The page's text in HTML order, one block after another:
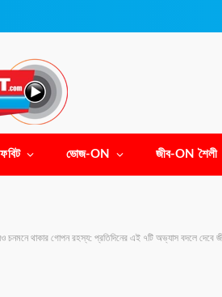
ভোজ-ON জীব-ON শৈলী
চনমনে থাকার গোপন রহস্য: প্রতিদিনের এই ৭টি অভ্যাস বদলে দেবে